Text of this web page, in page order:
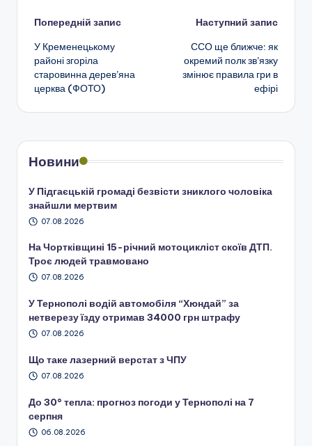
Навігація
по
запису
Попередній запис
У Кременецькому
районі згоріла
старовинна дерев’яна
церква (ФОТО)
Наступний запис
ССО ще ближче: як
окремий полк зв’язку
змінює правила гри в
ефірі
Новини
У Підгаєцькій громаді безвісти зниклого чоловіка
знайшли мертвим
07.08.2026
На Чортківщині 15-річний мотоцикліст скоїв ДТП.
Троє людей травмовано
07.08.2026
У Тернополі водій автомобіля “Хюндай” за
нетверезу їзду отримав 34000 грн штрафу
07.08.2026
Що таке лазерний верстат з ЧПУ
07.08.2026
До 30° тепла: прогноз погоди у Тернополі на 7
серпня
06.08.2026